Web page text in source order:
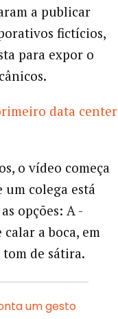
a publicar
fictícios,
para expor o
data center
o vídeo começa
um colega está
opções: A -
a boca, em
de sátira.
um gesto